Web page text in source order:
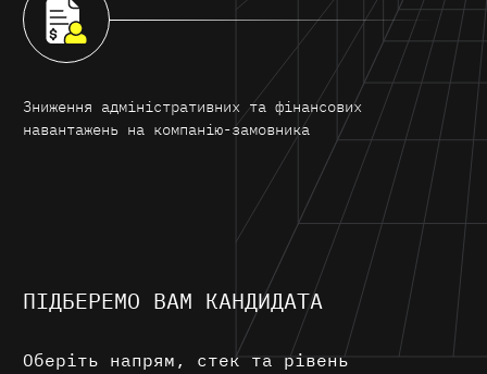
Зниження адміністративних та фінансових
навантажень на компанію-замовника
ПІДБЕРЕМО ВАМ КАНДИДАТА
Оберіть напрям, стек та рівень